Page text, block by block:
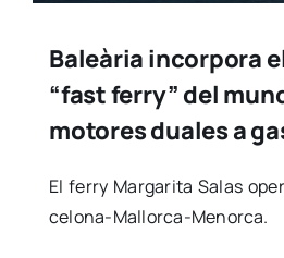
Baleària incorpora
“fast ferry” del
motores duales a
El ferry Mar­ga­ri­ta Salas
ce­­lo­­na-Mallo­r­­ca-Meno­r­­ca.